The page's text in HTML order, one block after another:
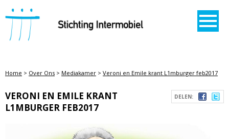
STICHTING INTERMOBIEL
Home > Over Ons > Mediakamer > Veroni en Emile krant L1mburger feb2017
DELEN:
VERONI EN EMILE KRANT
L1MBURGER FEB2017